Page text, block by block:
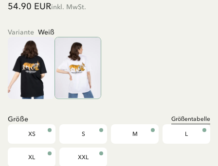
54.90 EURinkl. MwSt.
Variante Weiß
Größe Größentabelle
XS S M L
XL XXL